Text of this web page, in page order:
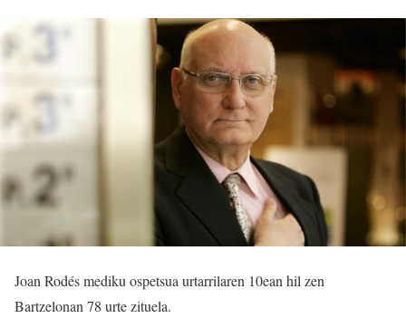
Joan Rodés mediku ospetsua urtarrilaren 10ean hil zen
Bartzelonan 78 urte zituela.